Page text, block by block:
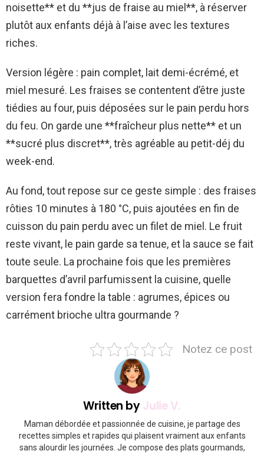
noisette** et du **jus de fraise au miel**, à réserver
plutôt aux enfants déjà à l’aise avec les textures
riches.
Version légère : pain complet, lait demi-écrémé, et
miel mesuré. Les fraises se contentent d’être juste
tiédies au four, puis déposées sur le pain perdu hors
du feu. On garde une **fraîcheur plus nette** et un
**sucré plus discret**, très agréable au petit-déj du
week-end.
Au fond, tout repose sur ce geste simple : des fraises
rôties 10 minutes à 180 °C, puis ajoutées en fin de
cuisson du pain perdu avec un filet de miel. Le fruit
reste vivant, le pain garde sa tenue, et la sauce se fait
toute seule. La prochaine fois que les premières
barquettes d’avril parfumissent la cuisine, quelle
version fera fondre la table : agrumes, épices ou
carrément brioche ultra gourmande ?
Notez ce post
Written byJulie V.
Maman débordée et passionnée de cuisine, je partage des
recettes simples et rapides qui plaisent vraiment aux enfants
sans alourdir les journées. Je compose des plats gourmands,